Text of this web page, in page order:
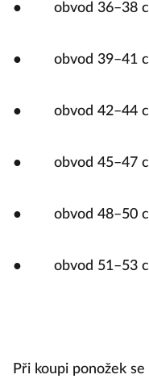
● obvod 36–38
● obvod 39–41
● obvod 42–44
● obvod 45–47
● obvod 48–50
● obvod 51–53
Při koupi ponožek